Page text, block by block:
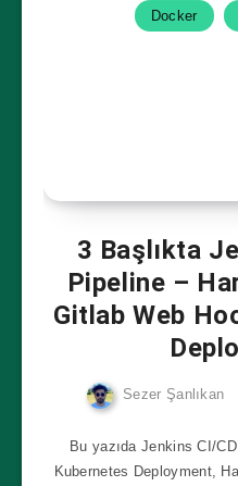
Docker
3 Başlıkta
Pipeline –
Gitlab Web
Sezer Şanlıkan
Bu yazıda Jenkins CI/
Kubernetes Deployment,